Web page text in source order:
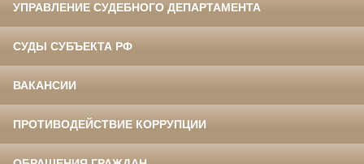
УПРАВЛЕНИЕ СУДЕБНОГО ДЕПАРТАМЕНТА
СУДЫ СУБЪЕКТА РФ
ВАКАНСИИ
ПРОТИВОДЕЙСТВИЕ КОРРУПЦИИ